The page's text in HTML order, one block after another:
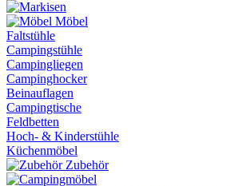
Möbel
Faltstühle
Campingstühle
Campingliegen
Campinghocker
Beinauflagen
Campingtische
Feldbetten
Hoch- & Kinderstühle
Küchenmöbel
Zubehör